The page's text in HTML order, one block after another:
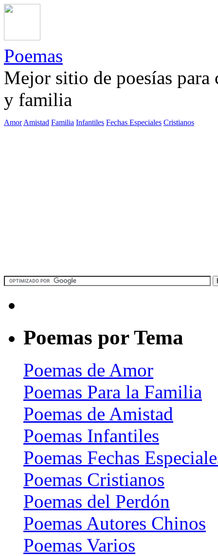
Poemas
Mejor sitio de poesías
y familia
Amor Amistad Familia Infantiles Fechas Especiales Cristianos
Poemas por Tema
Poemas de Amor
Poemas Para la Familia
Poemas de Amistad
Poemas Infantiles
Poemas Fechas
Poemas Cristianos
Poemas del Perdón
Poemas Autores Chinos
Poemas Varios